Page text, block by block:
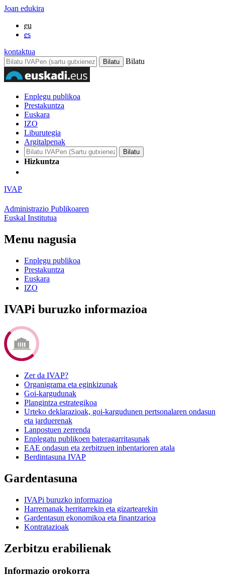
Joan edukira
eu
es
kontaktua
Bilatu
Enplegu publikoa
Prestakuntza
Euskara
IZO
Liburutegia
Argitalpenak
Hizkuntza
IVAP
Administrazio Publikoaren
Euskal Institutua
Menu nagusia
Enplegu publikoa
Prestakuntza
Euskara
IZO
IVAPi buruzko informazioa
Zer da IVAP?
Organigrama eta eginkizunak
Goi-kargudunak
Plangintza estrategikoa
Urteko deklarazioak, goi-kargudunen pertsonalaren ondasun
eta jarduerenak
Lanpostuen zerrenda
Enplegatu publikoen bateragarritasunak
EAE ondasun eta zerbitzuen inbentarioren atala
Berdintasuna IVAP
Gardentasuna
IVAPi buruzko informazioa
Harremanak herritarrekin eta gizartearekin
Gardentasun ekonomikoa eta finantzarioa
Kontratazioak
Zerbitzu erabilienak
Informazio orokorra